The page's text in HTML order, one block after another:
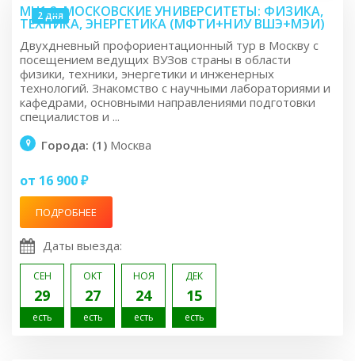
2 дня
MU1.2: МОСКОВСКИЕ УНИВЕРСИТЕТЫ: ФИЗИКА,
ТЕХНИКА, ЭНЕРГЕТИКА (МФТИ+НИУ ВШЭ+МЭИ)
Двухдневный профориентационный тур в Москву с
посещением ведущих ВУЗов страны в области
физики, техники, энергетики и инженерных
технологий. Знакомство с научными лабораториями и
кафедрами, основными направлениями подготовки
специалистов и ...
Города: (1) Москва
от 16 900 ₽
ПОДРОБНЕЕ
Даты выезда:
СЕН
29
есть
ОКТ
27
есть
НОЯ
24
есть
ДЕК
15
есть